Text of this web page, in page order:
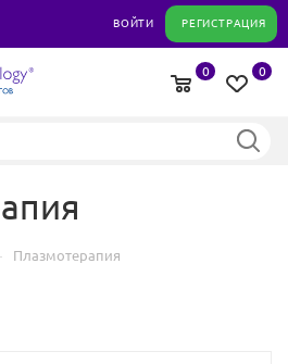
ВОЙТИ РЕГИСТРАЦИЯ
0
0
Плазмотерапия